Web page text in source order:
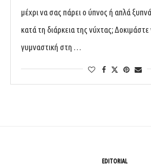
μέχρι να σας πάρει ο ύπνος ή απλά
κατά τη διάρκεια της νύχτας;
γυμναστική στη …
EDITORIAL